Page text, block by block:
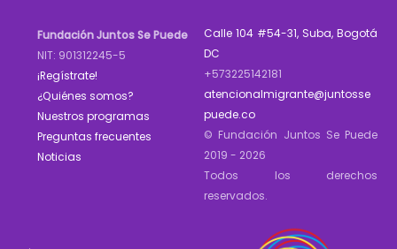
Fundación Juntos Se Puede
NIT: 901312245-5
¡Regístrate!
¿Quiénes somos?
Nuestros programas
Preguntas frecuentes
Noticias
Calle 104 #54-31, Suba, Bogotá
DC
+573225142181
atencionalmigrante@juntosse
puede.co
© Fundación Juntos Se Puede
2019 - 2026
Todos los derechos
reservados.